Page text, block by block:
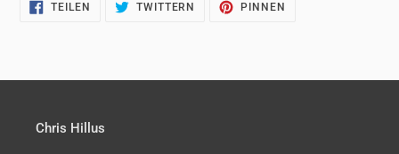
TEILEN
FACEBOOK
TWITTERN
TWITTER
PINNEN
Chris Hillus